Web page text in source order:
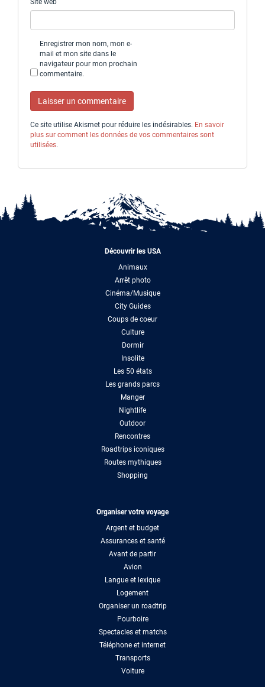
Site web
Enregistrer mon nom, mon e-
mail et mon site dans le
navigateur pour mon prochain
commentaire.
Ce site utilise Akismet pour réduire les indésirables. En savoir
plus sur comment les données de vos commentaires sont
utilisées.
Découvrir les USA
Animaux
Arrêt photo
Cinéma/Musique
City Guides
Coups de coeur
Culture
Dormir
Insolite
Les 50 états
Les grands parcs
Manger
Nightlife
Outdoor
Rencontres
Roadtrips iconiques
Routes mythiques
Shopping
Organiser votre voyage
Argent et budget
Assurances et santé
Avant de partir
Avion
Langue et lexique
Logement
Organiser un roadtrip
Pourboire
Spectacles et matchs
Téléphone et internet
Transports
Voiture